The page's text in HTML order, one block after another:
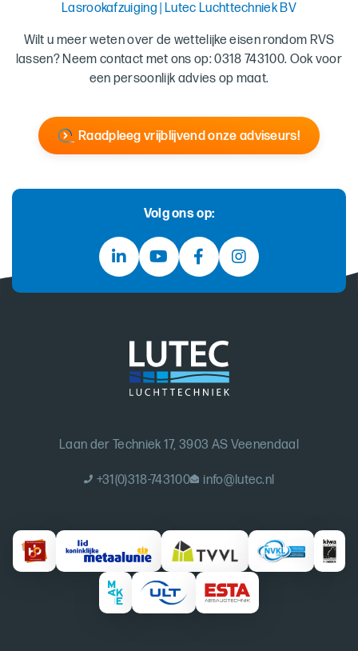
Lasrookafzuiging | Lutec Luchttechniek BV
Wilt u meer weten over de wettelijke eisen rondom RVS
lassen? Neem contact met ons op: 0318 743100. Ook voor
een persoonlijk advies op maat.
Raadpleeg vrijblijvend onze adviseurs!
Volg ons op:
Laan der Techniek 17, 3903 AS Veenendaal
+31(0)318-743100 info@lutec.nl